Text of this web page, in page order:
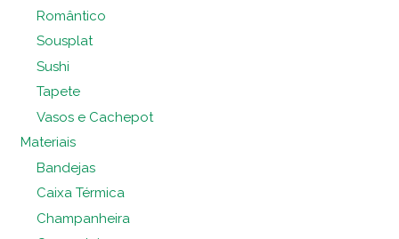
Romântico
Sousplat
Sushi
Tapete
Vasos e Cachepot
Materiais
Bandejas
Caixa Térmica
Champanheira